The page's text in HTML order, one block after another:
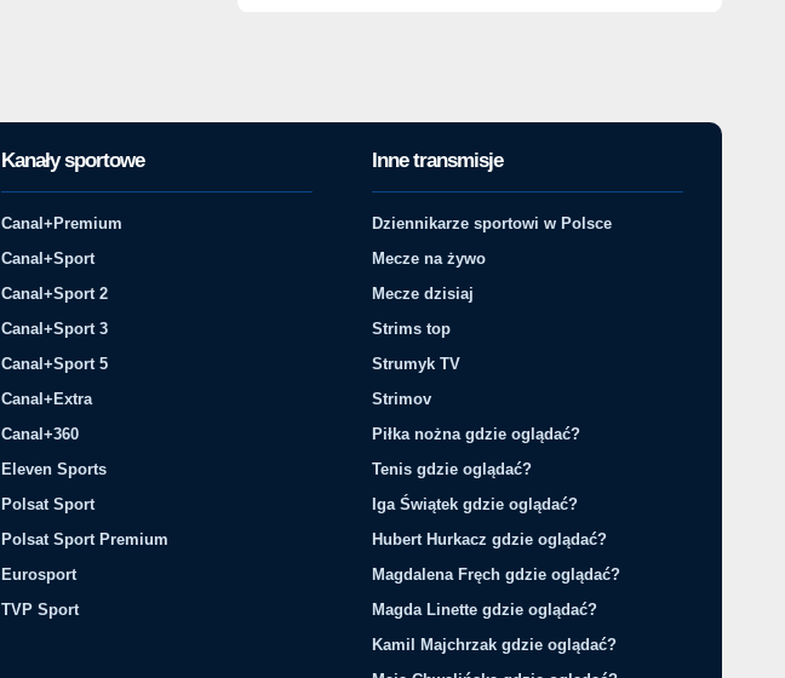
Kanały sportowe
Canal+Premium
Canal+Sport
Canal+Sport 2
Canal+Sport 3
Canal+Sport 5
Canal+Extra
Canal+360
Eleven Sports
Polsat Sport
Polsat Sport Premium
Eurosport
TVP Sport
Inne transmisje
Dziennikarze sportowi w Polsce
Mecze na żywo
Mecze dzisiaj
Strims top
Strumyk TV
Strimov
Piłka nożna gdzie oglądać?
Tenis gdzie oglądać?
Iga Świątek gdzie oglądać?
Hubert Hurkacz gdzie oglądać?
Magdalena Fręch gdzie oglądać?
Magda Linette gdzie oglądać?
Kamil Majchrzak gdzie oglądać?